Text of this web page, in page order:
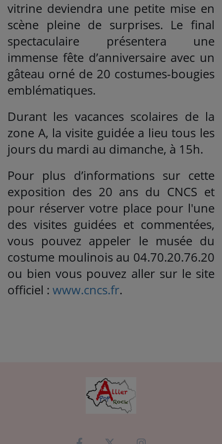
vitrine deviendra une petite mise en
scène pleine de surprises. Le final
spectaculaire présentera une
immense fête d’anniversaire avec un
gâteau orné de 20 costumes-bougies
emblématiques.
Durant les vacances scolaires de la
zone A, la visite guidée a lieu tous les
jours du mardi au dimanche, à 15h.
Pour plus d’informations sur cette
exposition des 20 ans du CNCS et
pour réserver votre place pour l'une
des visites guidées et commentées,
vous pouvez appeler le musée du
costume moulinois au 04.70.20.76.20
ou bien vous pouvez aller sur le site
officiel : www.cncs.fr.